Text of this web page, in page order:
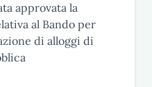
approvata la
al Bando per
di alloggi di